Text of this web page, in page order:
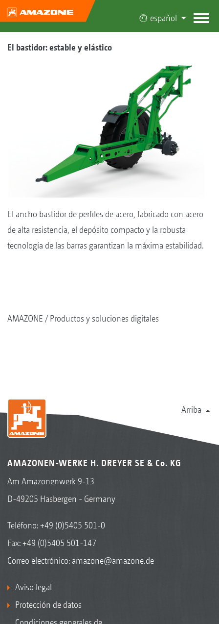
español
El bastidor: estable y elástico
El ancho bastidor de perfiles de acero, fabricado con acero
de alta resistencia, el depósito compacto y la robusta
tecnología de las barras garantizan la máxima estabilidad.
AMAZONE Productos y soluciones digitales
Arriba
AMAZONEN-WERKE H. DREYER SE & Co. KG
Am Amazonenwerk 9-13
D-49205 Hasbergen - Germany
Teléfono:+49 (0)5405 501-0
Fax: +49 (0)5405 501-147
Correo electrónico: amazone@amazone.de
Aviso legal
Protección de datos